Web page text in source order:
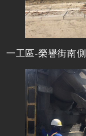
一工區-榮譽街南